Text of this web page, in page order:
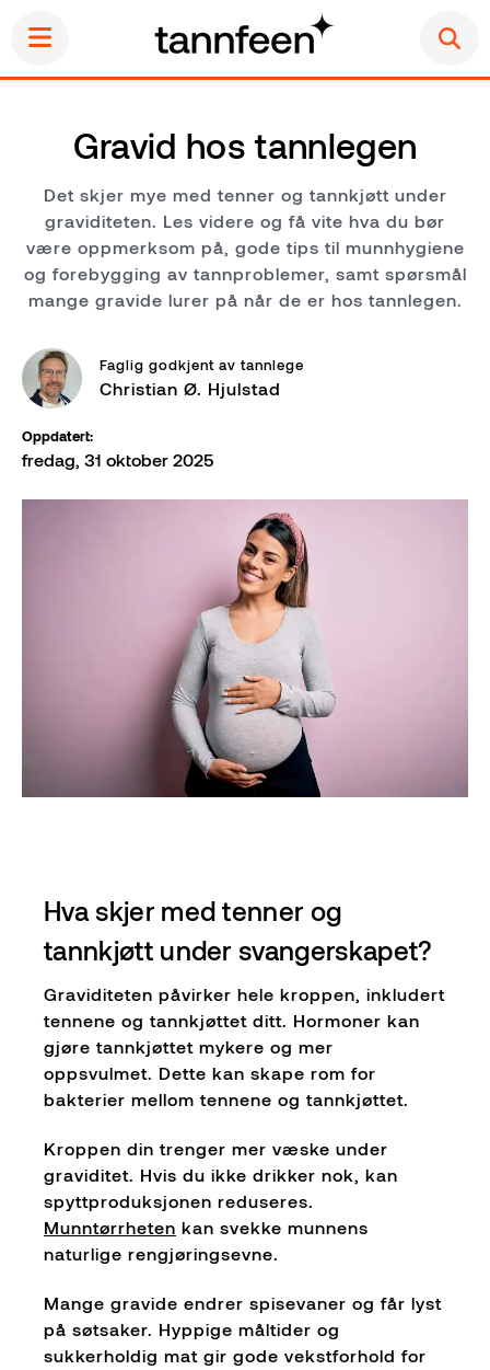
Ordinær tannbehandling
Akutt tannbehandling
Estetisk tannbehandling
Priser
Klinikker
Gravid hos tannlegen
Det skjer mye med tenner og tannkjøtt under
graviditeten. Les videre og få vite hva du bør
være oppmerksom på, gode tips til munnhygiene
og forebygging av tannproblemer, samt spørsmål
mange gravide lurer på når de er hos tannlegen.
Faglig godkjent av tannlege
Christian Ø. Hjulstad
Oppdatert:
fredag, 31 oktober 2025
Hva skjer med tenner og
tannkjøtt under svangerskapet?
Graviditeten påvirker hele kroppen, inkludert
tennene og tannkjøttet ditt. Hormoner kan
gjøre tannkjøttet mykere og mer
oppsvulmet. Dette kan skape rom for
bakterier mellom tennene og tannkjøttet.
Kroppen din trenger mer væske under
graviditet. Hvis du ikke drikker nok, kan
spyttproduksjonen reduseres.
Munntørrheten kan svekke munnens
naturlige rengjøringsevne.
Mange gravide endrer spisevaner og får lyst
på søtsaker. Hyppige måltider og
sukkerholdig mat gir gode vekstforhold for